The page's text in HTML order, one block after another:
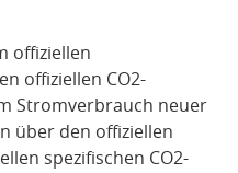
offiziellen
offiziellen CO2-
Stromverbrauch neuer
über den offiziellen
spezifischen CO2-